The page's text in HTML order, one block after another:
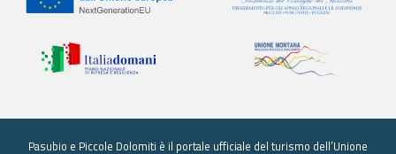
Pasubio e Piccole Dolomiti è il portale ufficiale del turismo dell’Unione